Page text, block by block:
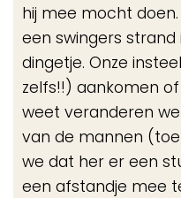
hij mee mocht
een swingers strand
dingetje. Onze
zelfs!!) aankomen
weet veranderen
van de mannen
we dat her er een
een afstandje mee